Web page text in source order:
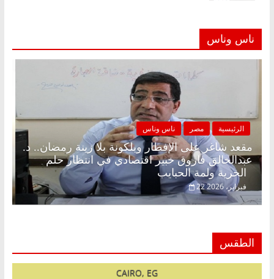
ناس وناس
الرئيسية مصر ناس وناس
مقعد شاغر على الإفطار وبلكونة بلا زينة رمضان.. د.
عبدالخالق فاروق خبير اقتصادي في انتظار حلم
الحرية ولمة الحبايب
22 فبراير، 2026
الطقس
CAIRO, EG